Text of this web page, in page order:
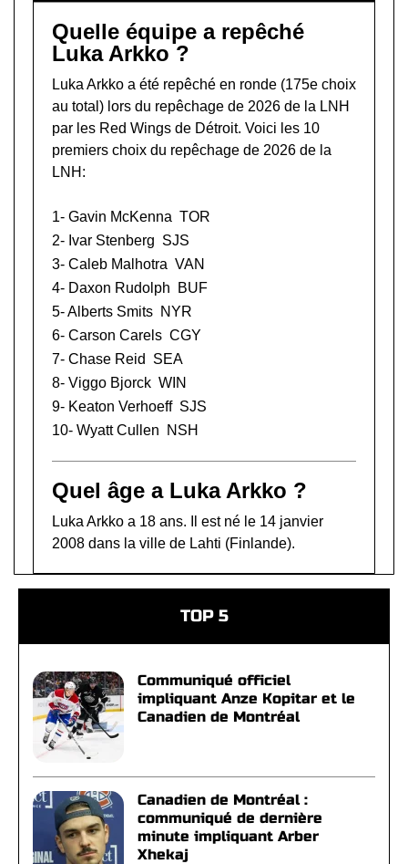
Quelle équipe a repêché
Luka Arkko ?
Luka Arkko a été repêché en ronde (175e choix
au total) lors du repêchage de 2026 de la LNH
par les Red Wings de Détroit. Voici les 10
premiers choix du repêchage de 2026 de la
LNH:
1- Gavin McKenna TOR
2- Ivar Stenberg SJS
3- Caleb Malhotra VAN
4- Daxon Rudolph
BUF
5-Alberts Smits NYR
6- Carson Carels CGY
7- Chase Reid
SEA
8- Viggo Bjorck WIN
9- Keaton Verhoeff SJS
10- Wyatt Cullen NSH
Quel âge a Luka Arkko ?
Luka Arkko a 18 ans. Il est né le 14 janvier
2008 dans la ville de Lahti (Finlande).
TOP 5
Communiqué officiel
impliquant Anze Kopitar et le
Canadien de Montréal
Canadien de Montréal :
communiqué de dernière
minute impliquant Arber
Xhekaj